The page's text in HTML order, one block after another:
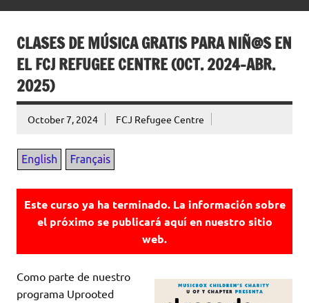
CLASES DE MÚSICA GRATIS PARA NIÑ@S EN
EL FCJ REFUGEE CENTRE (OCT. 2024-ABR.
2025)
October 7, 2024 FCJ Refugee Centre
Este curso ya ha terminado. La información sobre
el próximo se publicará aquí en nuestro sitio
web.
Como parte de nuestro
programa Uprooted